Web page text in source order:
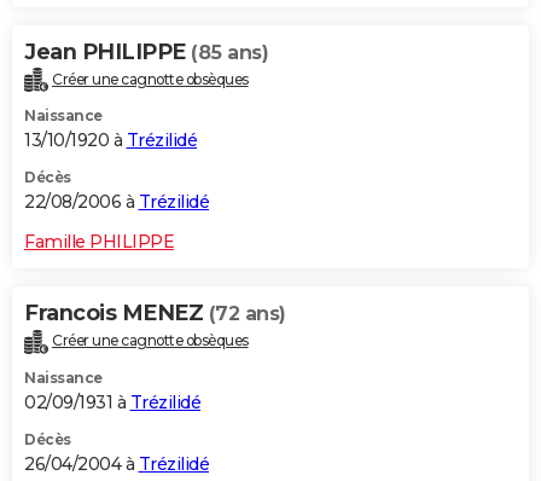
Jean PHILIPPE (85 ans)
Créer une cagnotte obsèques
Naissance
13/10/1920 à Trézilidé
Décès
22/08/2006 à Trézilidé
Famille PHILIPPE
Francois MENEZ (72 ans)
Créer une cagnotte obsèques
Naissance
02/09/1931 à Trézilidé
Décès
26/04/2004 à Trézilidé